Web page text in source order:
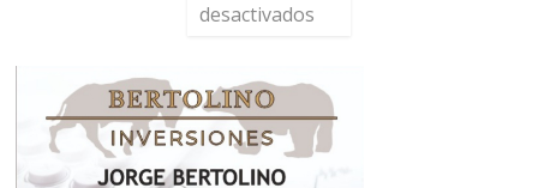
desactivados